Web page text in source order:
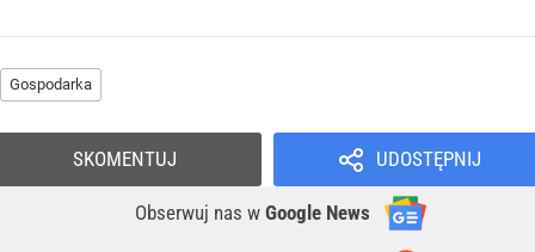
Gospodarka
UDOSTĘPNIJ
Obserwuj nas w Google News
SKOMENTUJ